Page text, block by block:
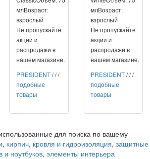
млВозраст:
взрослый
Не пропускайте
акции и
распродажи в
нашем магазине.
PRESIDENT///
подобные
товары
млВозраст:
взрослый
Не пропускайте
акции и
распродажи в
нашем магазине.
PRESIDENT///
подобные
товары
для поиска по вашему
, кирпич, кровля и гидроизоляция, защитные
и ноутбуков, элементы интерьера